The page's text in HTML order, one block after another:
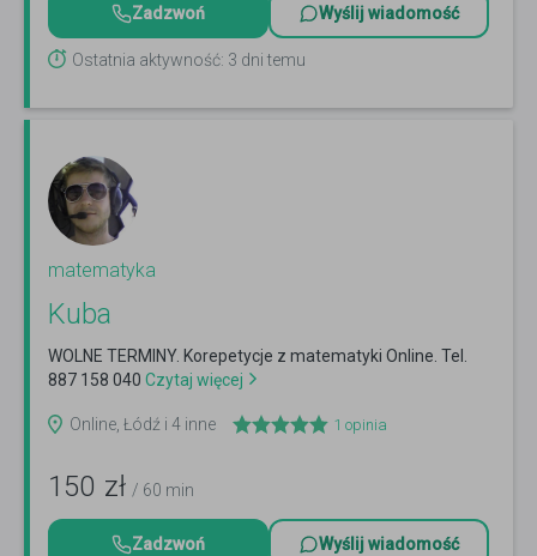
Zadzwoń Wyślij wiadomość
Ostatnia aktywność: 3 dni temu
matematyka
Kuba
WOLNE TERMINY. Korepetycje z matematyki Online. Tel.
887 158 040 Czytaj więcej
Online, Łódź i 4 inne 1 opinia
150 zł / 60 min
Zadzwoń Wyślij wiadomość